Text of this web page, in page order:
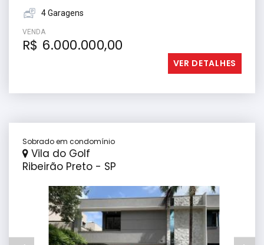
4 Garagens
VENDA
R$ 6.000.000,00
VER DETALHES
Sobrado em condomínio
Vila do Golf
Ribeirão Preto - SP